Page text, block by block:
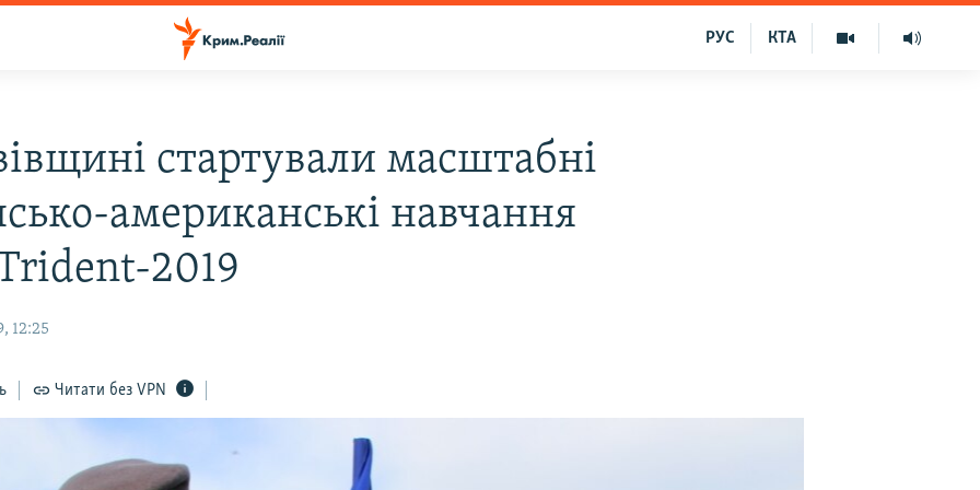
КТА
РУС
стартували масштабні
американські навчання
2019
12:25
Читати без VPN